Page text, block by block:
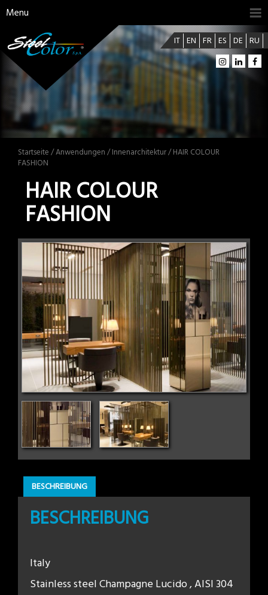
Menu
IT EN FR ES DE RU
Startseite /Anwendungen /Innenarchitektur/ HAIR COLOUR
FASHION
HAIR COLOUR
FASHION
BESCHREIBUNG
BESCHREIBUNG
Italy
Stainless steel Champagne Lucido , AISI 304